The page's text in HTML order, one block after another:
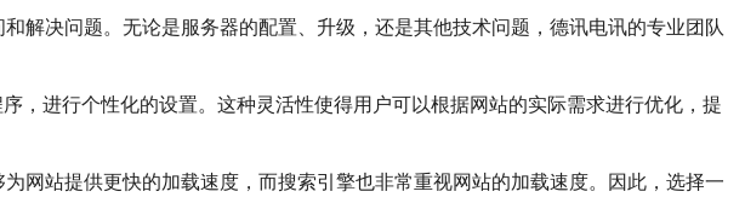
解决问题。无论是服务器的配置、升级，还是其他技术问题，德讯电讯的专业团队
，进行个性化的设置。这种灵活性使得用户可以根据网站的实际需求进行优化，提
网站提供更快的加载速度，而搜索引擎也非常重视网站的加载速度。因此，选择一